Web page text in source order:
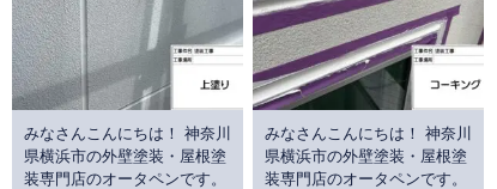
みなさんこんにちは！ 神奈川
県横浜市の外壁塗装・屋根塗
装専門店のオータペンです。
みなさんこんにちは！ 神奈川
県横浜市の外壁塗装・屋根塗
装専門店のオータペンです。